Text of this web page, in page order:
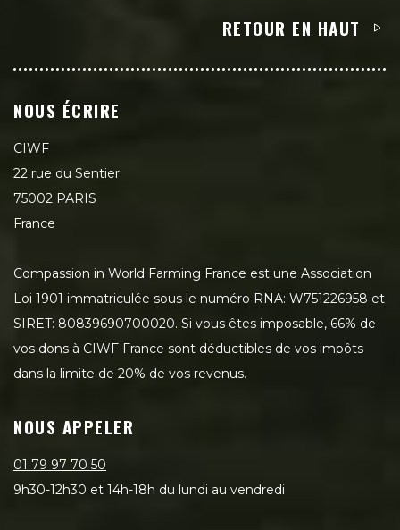
RETOUR EN HAUT
NOUS ÉCRIRE
CIWF
22 rue du Sentier
75002 PARIS
France
Compassion in World Farming France est une Association
Loi 1901 immatriculée sous le numéro RNA: W751226958 et
SIRET: 80839690700020. Si vous êtes imposable, 66% de
vos dons à CIWF France sont déductibles de vos impôts
dans la limite de 20% de vos revenus.
NOUS APPELER
01 79 97 70 50
9h30-12h30 et 14h-18h du lundi au vendredi